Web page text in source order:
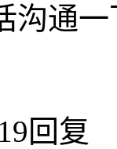
沟通
回复